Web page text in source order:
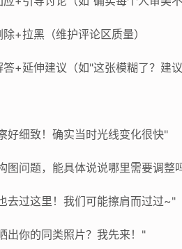
+拉黑（维护评论区质量）
+延伸建议（如"这张模糊了？建
细致！确实当时光线变化很快"
问题，能具体说说哪里需要调整
过这里！我们可能擦肩而过过~"
你的同类照片？我先来！"